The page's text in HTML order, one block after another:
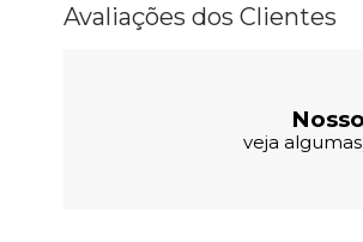
Avaliações dos Clientes
veja